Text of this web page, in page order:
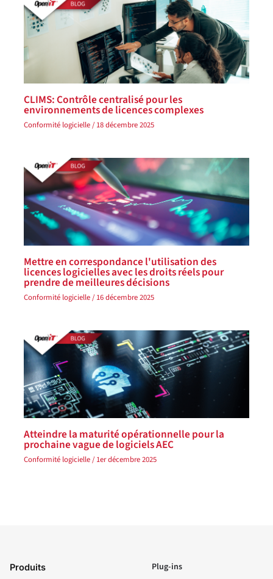
CLIMS: Contrôle centralisé pour les
environnements de licences complexes
Conformité logicielle/18 décembre 2025
Mettre en correspondance l'utilisation des
licences logicielles avec les droits réels pour
prendre de meilleures décisions
Conformité logicielle/16 décembre 2025
Atteindre la maturité opérationnelle pour la
prochaine vague de logiciels AEC
Conformité logicielle/1er décembre 2025
Produits Plug-ins